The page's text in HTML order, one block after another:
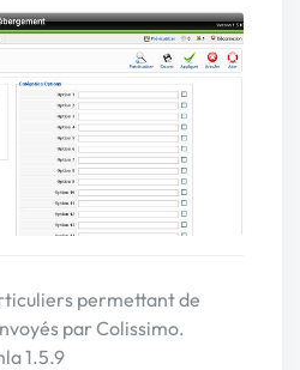
permettant de
par Colissimo.
1.5.9